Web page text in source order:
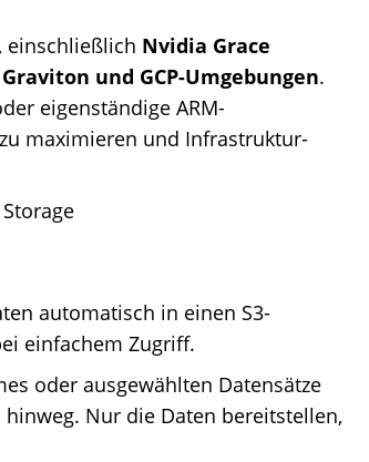
einschließlich Nvidia Grace
und GCP-Umgebungen.
eigenständige ARM-
maximieren und Infrastruktur-
automatisch in einen S3-
einfachem Zugriff.
oder ausgewählten Datensätze
Nur die Daten bereitstellen,